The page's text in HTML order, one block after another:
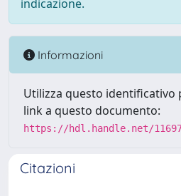
indicazione.
Informazioni
Utilizza questo identificativo
link a questo documento:
https://hdl.handle.net/
Citazioni